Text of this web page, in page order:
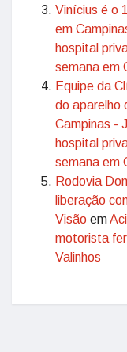
Vinícius é o
em
hospital
semana em
Equipe da
do aparelho
Campinas -
hospital
semana em
Rodovia
liberação
Visão em
motorista
Valinhos